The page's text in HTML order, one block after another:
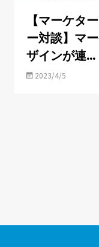
【マーケタ
ー対談】マ
ザインが連…
2023/4/5